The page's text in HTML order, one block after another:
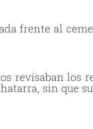
frente al
revisaban los
sin que